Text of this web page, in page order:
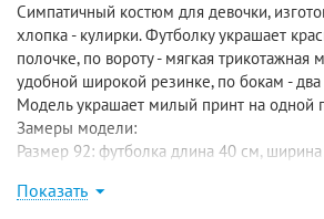
Симпатичный костюм для девочки,
хлопка - кулирки. Футболку украшает
полочке, по вороту - мягкая
удобной широкой резинке, по бокам -
Модель украшает милый принт на одной
Замеры модели:
Размер 92: футболка длина 40 см,
Размер 98: футболка длина 42 см, ширина
Показать